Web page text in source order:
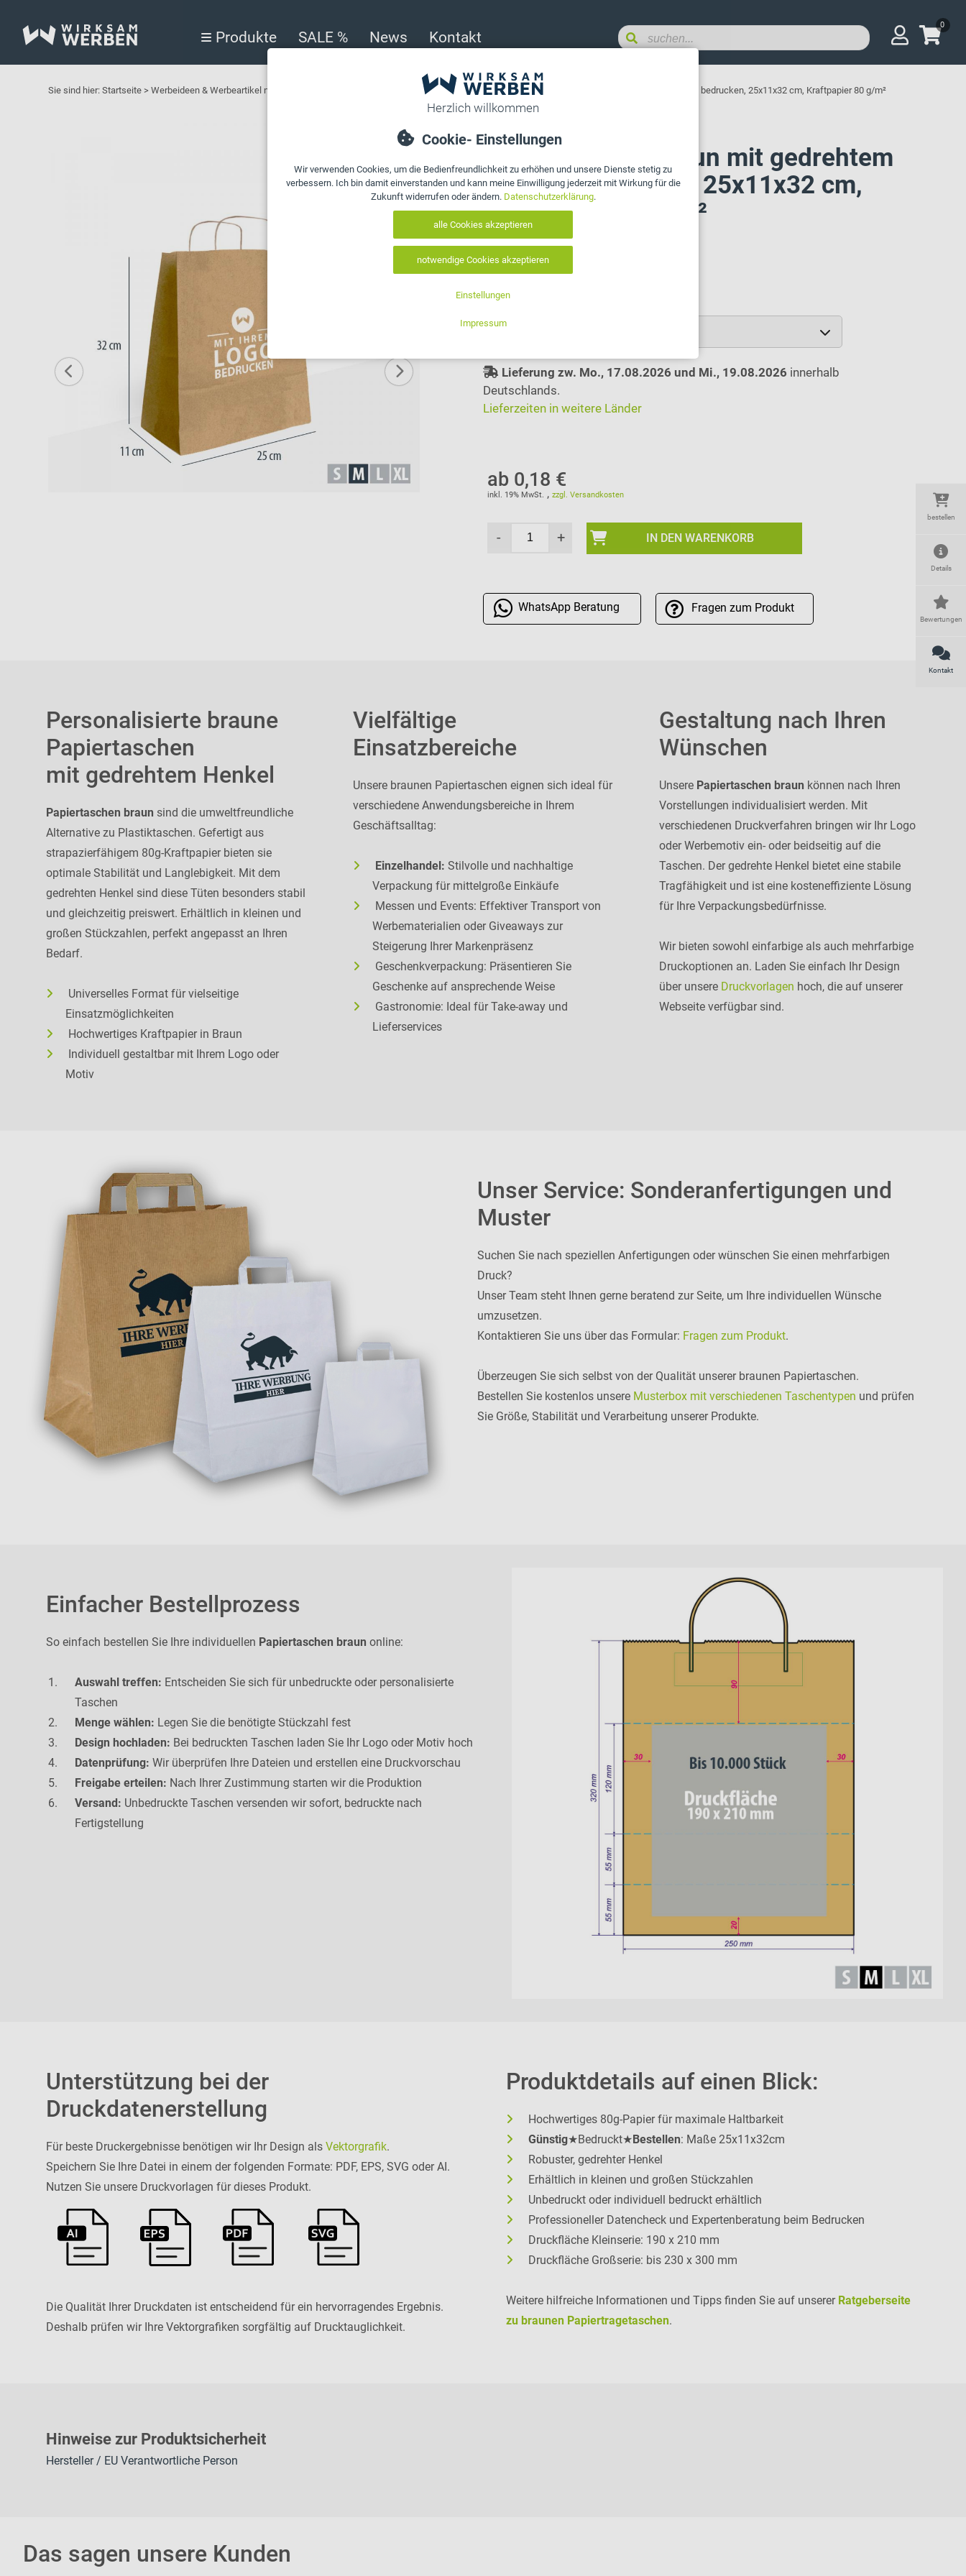
0
Produkte SALE % News Kontakt
Sie sind hier:Startseite >Werbeideen & Werbeartikel nach Branchen sortiert Werbeartikel für Fleischer & Metzger> Papiertaschen braun mit gedrehtem Henkel bedrucken, 25x11x32 cm, Kraftpapier 80 g/m²
Papiertaschen braun mit gedrehtem
Henkel bedrucken, 25x11x32 cm,
Kraftpapier 80 g/m²
Art. Nr.: 10145
0660357285316
Lieferung zw. Mo., 17.08.2026 und Mi., 19.08.2026 innerhalb
Deutschlands.
Lieferzeiten in weitere Länder
ab 0,18 €
inkl. 19% MwSt. ,zzgl. Versandkosten
- + IN DEN WARENKORB
WhatsApp Beratung Fragen zum Produkt
bestellen
Details
Bewertungen
Kontakt
Personalisierte braune
Papiertaschen
mit gedrehtem Henkel
Papiertaschen braun sind die umweltfreundliche
Alternative zu Plastiktaschen. Gefertigt aus
strapazierfähigem 80g-Kraftpapier bieten sie
optimale Stabilität und Langlebigkeit. Mit dem
gedrehten Henkel sind diese Tüten besonders stabil
und gleichzeitig preiswert. Erhältlich in kleinen und
großen Stückzahlen, perfekt angepasst an Ihren
Bedarf.
Universelles Format für vielseitige
Einsatzmöglichkeiten
Hochwertiges Kraftpapier in Braun
Individuell gestaltbar mit Ihrem Logo oder
Motiv
Vielfältige
Einsatzbereiche
Unsere braunen Papiertaschen eignen sich ideal für
verschiedene Anwendungsbereiche in Ihrem
Geschäftsalltag:
Einzelhandel: Stilvolle und nachhaltige
Verpackung für mittelgroße Einkäufe
Messen und Events: Effektiver Transport von
Werbematerialien oder Giveaways zur
Steigerung Ihrer Markenpräsenz
Geschenkverpackung: Präsentieren Sie
Geschenke auf ansprechende Weise
Gastronomie: Ideal für Take-away und
Lieferservices
Gestaltung nach Ihren
Wünschen
Unsere Papiertaschen braun können nach Ihren
Vorstellungen individualisiert werden. Mit
verschiedenen Druckverfahren bringen wir Ihr Logo
oder Werbemotiv ein- oder beidseitig auf die
Taschen. Der gedrehte Henkel bietet eine stabile
Tragfähigkeit und ist eine kosteneffiziente Lösung
für Ihre Verpackungsbedürfnisse.
Wir bieten sowohl einfarbige als auch mehrfarbige
Druckoptionen an. Laden Sie einfach Ihr Design
über unsere Druckvorlagen hoch, die auf unserer
Webseite verfügbar sind.
Unser Service: Sonderanfertigungen und
Muster
Suchen Sie nach speziellen Anfertigungen oder wünschen Sie einen mehrfarbigen
Druck?
Unser Team steht Ihnen gerne beratend zur Seite, um Ihre individuellen Wünsche
umzusetzen.
Kontaktieren Sie uns über das Formular: Fragen zum Produkt.
Überzeugen Sie sich selbst von der Qualität unserer braunen Papiertaschen.
Bestellen Sie kostenlos unsere Musterbox mit verschiedenen Taschentypen und prüfen
Sie Größe, Stabilität und Verarbeitung unserer Produkte.
Einfacher Bestellprozess
So einfach bestellen Sie Ihre individuellen Papiertaschen braun online:
Auswahl treffen: Entscheiden Sie sich für unbedruckte oder personalisierte
Taschen
Menge wählen: Legen Sie die benötigte Stückzahl fest
Design hochladen: Bei bedruckten Taschen laden Sie Ihr Logo oder Motiv hoch
Datenprüfung: Wir überprüfen Ihre Dateien und erstellen eine Druckvorschau
Freigabe erteilen: Nach Ihrer Zustimmung starten wir die Produktion
Versand: Unbedruckte Taschen versenden wir sofort, bedruckte nach
Fertigstellung
Unterstützung bei der
Druckdatenerstellung
Für beste Druckergebnisse benötigen wir Ihr Design als Vektorgrafik.
Speichern Sie Ihre Datei in einem der folgenden Formate: PDF, EPS, SVG oder AI.
Nutzen Sie unsere Druckvorlagen für dieses Produkt.
Die Qualität Ihrer Druckdaten ist entscheidend für ein hervorragendes Ergebnis.
Deshalb prüfen wir Ihre Vektorgrafiken sorgfältig auf Drucktauglichkeit.
Produktdetails auf einen Blick:
Hochwertiges 80g-Papier für maximale Haltbarkeit
Günstig★Bedruckt★Bestellen: Maße 25x11x32cm
Robuster, gedrehter Henkel
Erhältlich in kleinen und großen Stückzahlen
Unbedruckt oder individuell bedruckt erhältlich
Professioneller Datencheck und Expertenberatung beim Bedrucken
Druckfläche Kleinserie: 190 x 210 mm
Druckfläche Großserie: bis 230 x 300 mm
Weitere hilfreiche Informationen und Tipps finden Sie auf unserer Ratgeberseite
zu braunen Papiertragetaschen.
Hinweise zur Produktsicherheit
Hersteller / EU Verantwortliche Person
Das sagen unsere Kunden